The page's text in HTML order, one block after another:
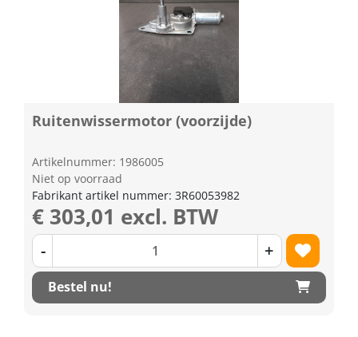
Ruitenwissermotor (voorzijde)
Artikelnummer: 1986005
Niet op voorraad
Fabrikant artikel nummer: 3R60053982
€ 303,01 excl. BTW
- +
Bestel nu!